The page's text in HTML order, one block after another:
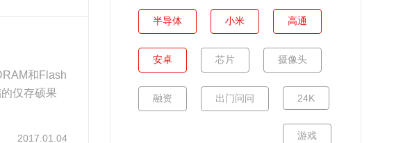
和Flash
仅存硕果
2017.01.04
半导体 小米 高通
安卓 芯片 摄像头
融资 出门问问 24K
游戏